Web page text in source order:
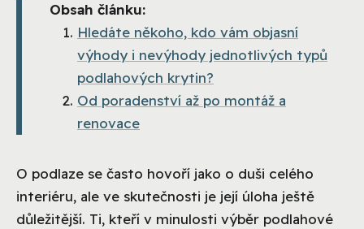
Obsah článku:
Hledáte někoho, kdo vám objasní
výhody i nevýhody jednotlivých typů
podlahových krytin?
Od poradenství až po montáž a
renovace
O podlaze se často hovoří jako o duši celého
interiéru, ale ve skutečnosti je její úloha ještě
důležitější. Ti, kteří v minulosti výběr podlahové